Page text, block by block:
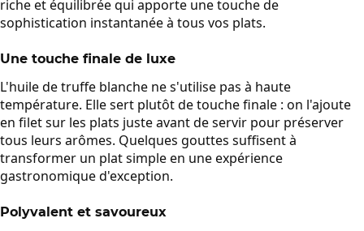
riche et équilibrée qui apporte une touche de
sophistication instantanée à tous vos plats.
Une touche finale de luxe
L'huile de truffe blanche ne s'utilise pas à haute
température. Elle sert plutôt de touche finale : on l'ajoute
en filet sur les plats juste avant de servir pour préserver
tous leurs arômes. Quelques gouttes suffisent à
transformer un plat simple en une expérience
gastronomique d'exception.
Polyvalent et savoureux